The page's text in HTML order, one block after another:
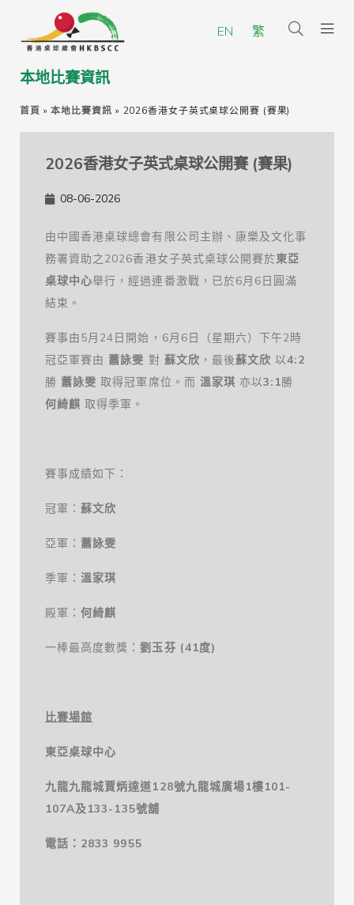
EN 繁
本地比賽資訊
首頁 »本地比賽資訊 » 2026香港女子英式桌球公開賽 (賽果)
2026香港女子英式桌球公開賽 (賽果)
08-06-2026
由中國香港桌球總會有限公司主辦、康樂及文化事
務署資助之2026香港女子英式桌球公開賽於東亞
桌球中心舉行，經過連番激戰，已於6月6日圓滿
結束。
賽事由5月24日開始，6月6日（星期六）下午2時
冠亞軍賽由蕭詠雯 對 蘇文欣 ，最後蘇文欣 以4:2
勝蕭詠雯 取得冠軍席位。而 溫家琪 亦以3: 1勝
何綺麒 取得季軍。
賽事成績如下：
冠軍：蘇文欣
亞軍：蕭詠雯
季軍： 溫家琪
殿軍：何綺麒
一棒最高度數獎：劉玉芬 (41度)
比賽場館
東亞桌球中心
九龍九龍城賈炳達道128號九龍城廣場1樓101-
107A及133-135號舖
電話： 2833 9955